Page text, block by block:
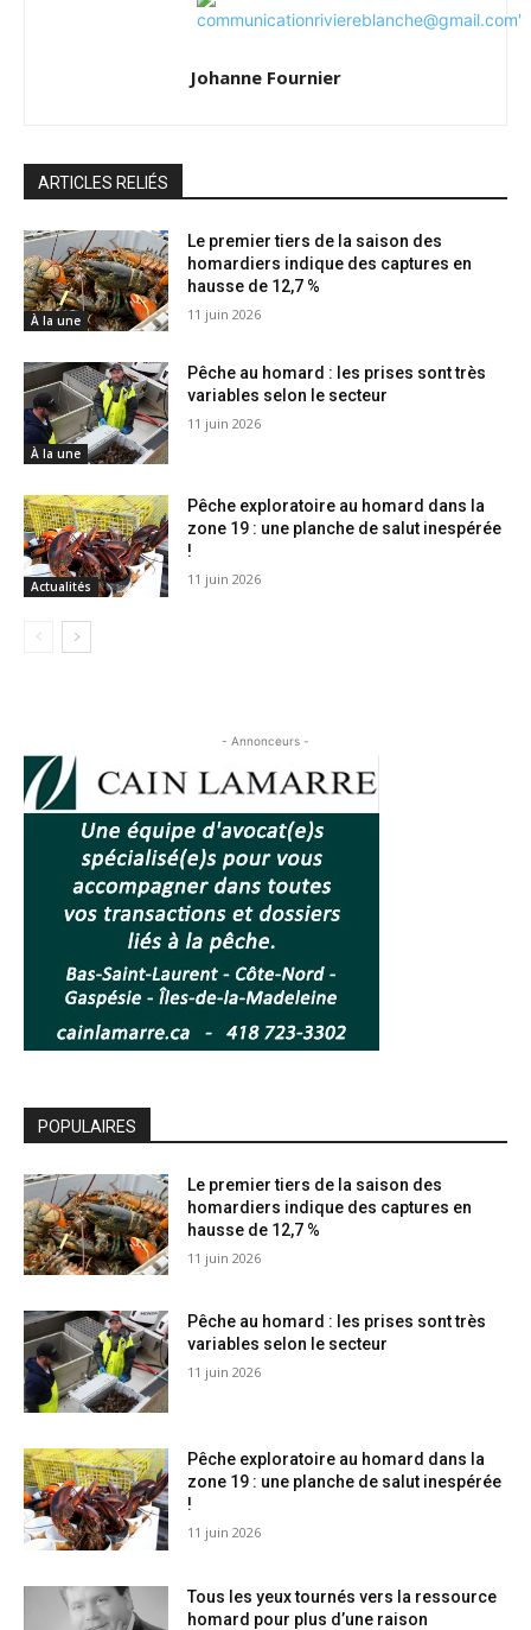
Johanne Fournier
ARTICLES RELIÉS
À la une
Le premier tiers de la saison des
homardiers indique des captures en
hausse de 12,7 %
11 juin 2026
À la une
Pêche au homard : les prises sont très
variables selon le secteur
11 juin 2026
Actualités
Pêche exploratoire au homard dans la
zone 19 : une planche de salut inespérée
!
11 juin 2026
- Annonceurs -
POPULAIRES
Le premier tiers de la saison des
homardiers indique des captures en
hausse de 12,7 %
11 juin 2026
Pêche au homard : les prises sont très
variables selon le secteur
11 juin 2026
Pêche exploratoire au homard dans la
zone 19 : une planche de salut inespérée
!
11 juin 2026
Tous les yeux tournés vers la ressource
homard pour plus d’une raison